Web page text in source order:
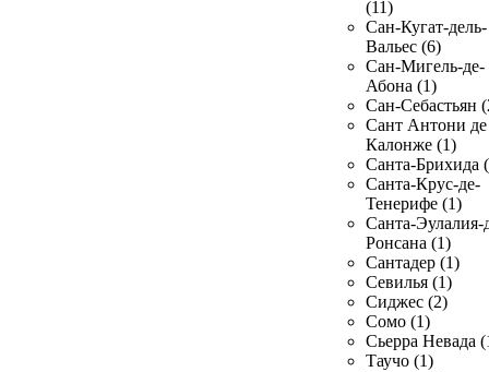
(11)
Сан-Кугат-дель-
Вальес (6)
Сан-Мигель-де-
Абона (1)
Сан-Себастьян
Сант Антони де
Калонже (1)
Санта-Брихида
Санта-Крус-де-
Тенерифе (1)
Санта-Эулалия-
Ронсана (1)
Сантадер (1)
Севилья (1)
Сиджес (2)
Сомо (1)
Сьерра Невада
Таучо (1)